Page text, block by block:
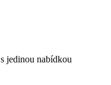
jedinou nabídkou